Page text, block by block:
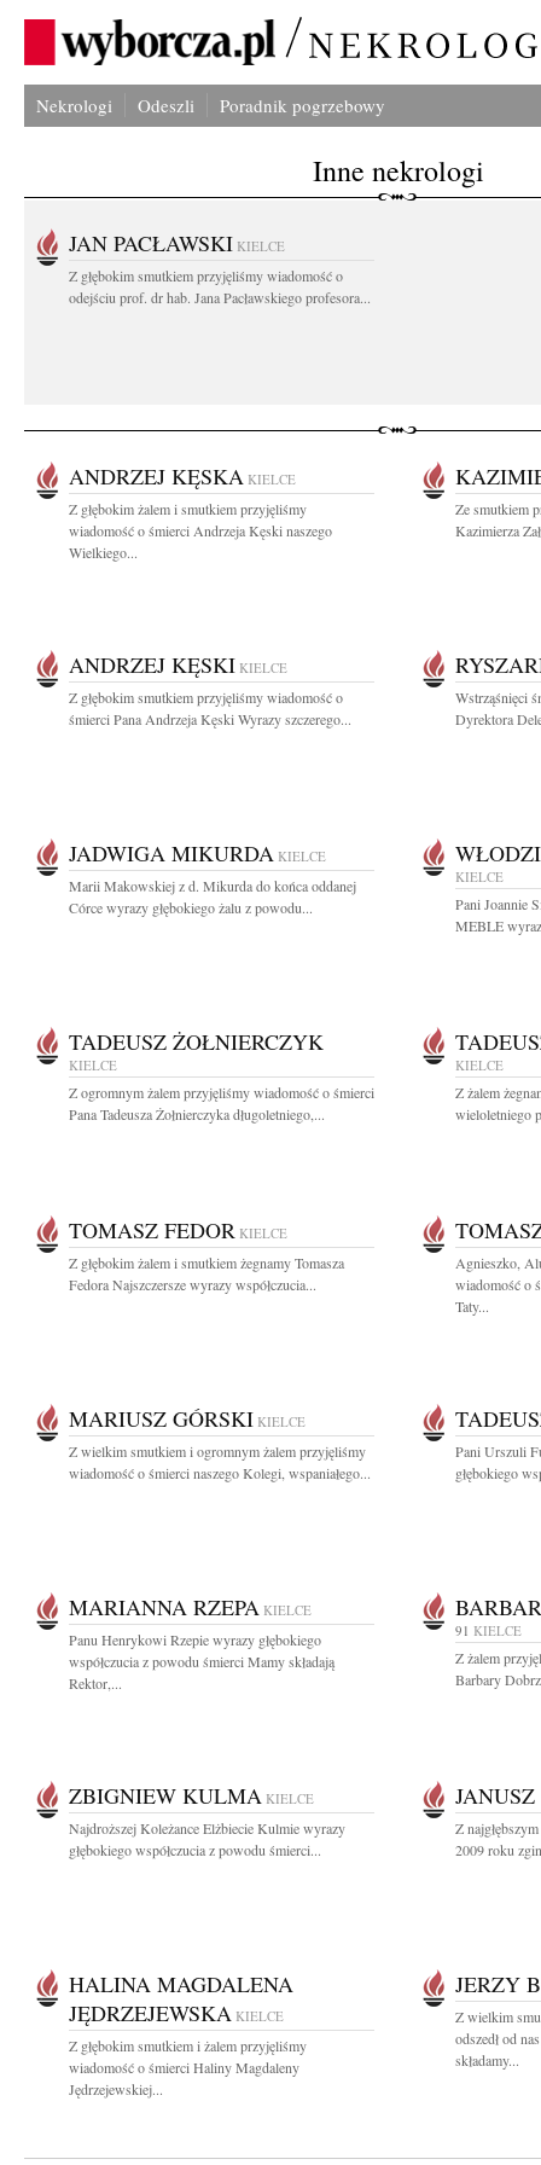
Nekrologi Odeszli Poradnik pogrzebowy
Inne nekrologi
JAN PACŁAWSKI KIELCE
Z głębokim smutkiem przyjęliśmy wiadomość o
odejściu prof. dr hab. Jana Pacławskiego profesora...
ANDRZEJ KĘSKA KIELCE
Z głębokim żalem i smutkiem przyjęliśmy
wiadomość o śmierci Andrzeja Kęski naszego
Wielkiego...
Ze smutkiem
Kazimierza
ANDRZEJ KĘSKI KIELCE
Z głębokim smutkiem przyjęliśmy wiadomość o
śmierci Pana Andrzeja Kęski Wyrazy szczerego...
Wstrząśnięci
Dyrektora
JADWIGA MIKURDA KIELCE
Marii Makowskiej z d. Mikurda do końca oddanej
Córce wyrazy głębokiego żalu z powodu...
KIELCE
Pani Joannie
MEBLE
TADEUSZ ŻOŁNIERCZYK
KIELCE
Z ogromnym żalem przyjęliśmy wiadomość o śmierci
Pana Tadeusza Żołnierczyka długoletniego,...
KIELCE
Z żalem
wieloletniego
TOMASZ FEDOR KIELCE
Z głębokim żalem i smutkiem żegnamy Tomasza
Fedora Najszczersze wyrazy współczucia...
Agnieszko,
wiadomość o
Taty...
MARIUSZ GÓRSKI KIELCE
Z wielkim smutkiem i ogromnym żalem przyjęliśmy
wiadomość o śmierci naszego Kolegi, wspaniałego...
Pani Urszuli
głębokiego
MARIANNA RZEPA KIELCE
Panu Henrykowi Rzepie wyrazy głębokiego
współczucia z powodu śmierci Mamy składają
Rektor,...
91 KIELCE
Z żalem
Barbary
ZBIGNIEW KULMA KIELCE
Najdroższej Koleżance Elżbiecie Kulmie wyrazy
głębokiego współczucia z powodu śmierci...
Z
2009 roku
HALINA MAGDALENA
JĘDRZEJEWSKA KIELCE
Z głębokim smutkiem i żalem przyjęliśmy
wiadomość o śmierci Haliny Magdaleny
Jędrzejewskiej...
JERZY
Z wielkim
odszedł od
składamy...